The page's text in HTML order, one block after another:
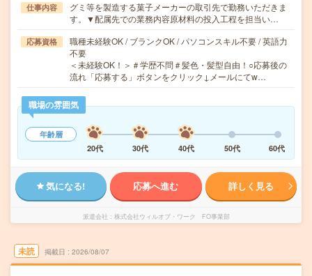
仕事内容
グミ等を製造する菓子メーカーの取引先で勤務いただきま
す。▼配属先での業務内容原材料の投入工程を担当い…
応募資格
職種未経験OK / ブランクOK / パソコンスキル不要 / 英語力
不要
＜未経験OK！＞＃学歴不問＃髪色・髪型自由！○応募後の
流れ「応募する」ボタンをクリック↓メールにてw…
職場の雰囲気
年齢層
20代
30代 40代 50代 60代
気になる! 応募へ進む 詳しく見る
派遣会社 株式会社ウィルオブ・ワーク FO事業部
未読 掲載日 2026/08/07